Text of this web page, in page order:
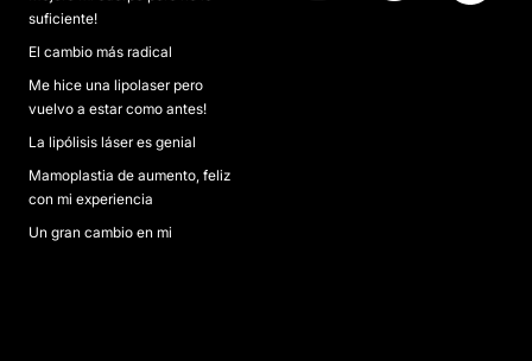
suficiente!
El cambio más radical
Me hice una lipolaser pero
vuelvo a estar como antes!
La lipólisis láser es genial
Mamoplastia de aumento, feliz
con mi experiencia
Un gran cambio en mi